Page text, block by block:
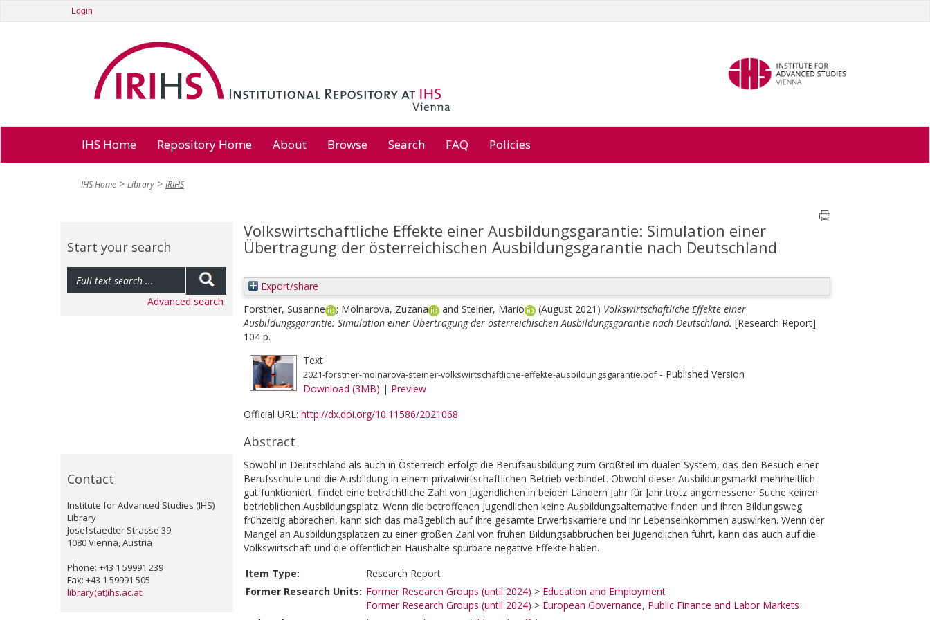
Login
IHS Home Repository Home About Browse Search FAQ Policies
IHS Home Library IRIHS
Start your search
Advanced search
Contact
Institute for Advanced Studies (IHS)
Library
Josefstaedter Strasse 39
1080 Vienna, Austria
Phone: +43 1 59991 239
Fax: +43 1 59991 505
library(at)ihs.ac.at
Volkswirtschaftliche Effekte einer Ausbildungsgarantie: Simulation einer
Übertragung der österreichischen Ausbildungsgarantie nach Deutschland
Export/share
Forstner, Susanne
; Molnarova, Zuzana and Steiner, Mario (August 2021) Volkswirtschaftliche Effekte einer
Ausbildungsgarantie: Simulation einer Übertragung der österreichischen Ausbildungsgarantie nach Deutschland. [Research Report]
104 p.
Text
2021-forstner-molnarova-steiner-volkswirtschaftliche-effekte-ausbildungsgarantie.pdf- Published Version
Download (3MB) | Preview
Official URL: http://dx.doi.org/10.11586/2021068
Abstract
Sowohl in Deutschland als auch in Österreich erfolgt die Berufsausbildung zum Großteil im dualen System, das den Besuch einer
Berufsschule und die Ausbildung in einem privatwirtschaftlichen Betrieb verbindet. Obwohl dieser Ausbildungsmarkt mehrheitlich
gut funktioniert, findet eine beträchtliche Zahl von Jugendlichen in beiden Ländern Jahr für Jahr trotz angemessener Suche keinen
betrieblichen Ausbildungsplatz. Wenn die betroffenen Jugendlichen keine Ausbildungsalternative finden und ihren Bildungsweg
frühzeitig abbrechen, kann sich das maßgeblich auf ihre gesamte Erwerbskarriere und ihr Lebenseinkommen auswirken. Wenn der
Mangel an Ausbildungsplätzen zu einer großen Zahl von frühen Bildungsabbrüchen bei Jugendlichen führt, kann das auch auf die
Volkswirtschaft und die öffentlichen Haushalte spürbare negative Effekte haben.
Item Type:
Research Report
Former Research Units: Former Research Groups (until 2024) > Education and Employment
Former Research Groups (until 2024) > European Governance, Public Finance and Labor Markets